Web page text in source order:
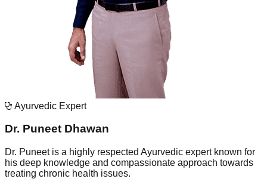
Ayurvedic Expert
Dr. Puneet Dhawan
Dr. Puneet is a highly respected Ayurvedic expert known for
his deep knowledge and compassionate approach towards
treating chronic health issues.